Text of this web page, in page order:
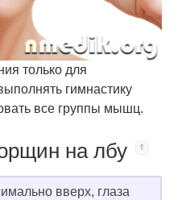
только для
гимнастику
все группы мышц.
на лбу
вверх, глаза